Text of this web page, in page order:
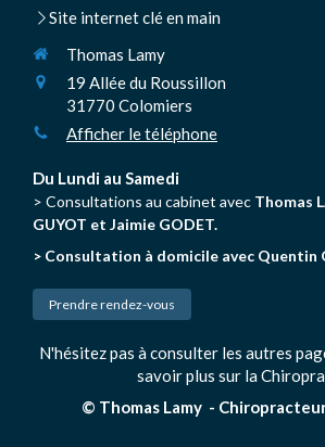
Site internet clé en main
Thomas Lamy
19 Allée du Roussillon
31770 Colomiers
Afficher le téléphone
Du Lundi au Samedi
> Consultations au cabinet avec Thomas
GUYOT et Jaimie GODET.
> Consultation à domicile avec Quentin
Prendre rendez-vous
N'hésitez pas à consulter les autres
savoir plus sur la
© Thomas Lamy -